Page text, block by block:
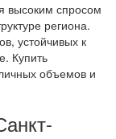
высоким спросом
региона.
устойчивых к
Купить
объемов и